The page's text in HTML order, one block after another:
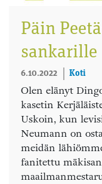
Päin
sankarille
6.10.2022 Koti
Olen elänyt
kasetin
Uskoin, kun
Neumann on
meidän
fanitettu